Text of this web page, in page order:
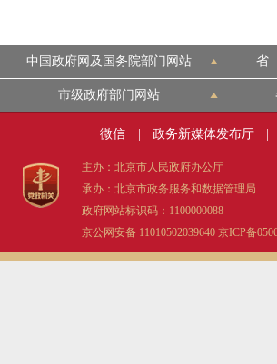
中国政府网及国务院部门网站 省
市级政府部门网站
微信 政务新媒体发布厅
主办：北京市人民政府办公厅
承办：北京市政务服务和数据管理局
政府网站标识码：1100000088
京公网安备 11010502039640 京ICP备